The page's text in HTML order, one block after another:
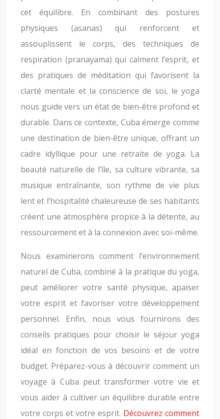
cet équilibre. En combinant des postures
physiques (asanas) qui renforcent et
assouplissent le corps, des techniques de
respiration (pranayama) qui calment l’esprit, et
des pratiques de méditation qui favorisent la
clarté mentale et la conscience de soi, le yoga
nous guide vers un état de bien-être profond et
durable. Dans ce contexte, Cuba émerge comme
une destination de bien-être unique, offrant un
cadre idyllique pour une retraite de yoga. La
beauté naturelle de l’île, sa culture vibrante, sa
musique entraînante, son rythme de vie plus
lent et l’hospitalité chaleureuse de ses habitants
créent une atmosphère propice à la détente, au
ressourcement et à la connexion avec soi-même.
Nous examinerons comment l’environnement
naturel de Cuba, combiné à la pratique du yoga,
peut améliorer votre santé physique, apaiser
votre esprit et favoriser votre développement
personnel. Enfin, nous vous fournirons des
conseils pratiques pour choisir le séjour yoga
idéal en fonction de vos besoins et de votre
budget. Préparez-vous à découvrir comment un
voyage à Cuba peut transformer votre vie et
vous aider à cultiver un équilibre durable entre
votre corps et votre esprit. Découvrez comment